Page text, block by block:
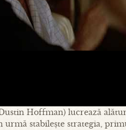
Hoffman) lucrează
stabilește strategia,